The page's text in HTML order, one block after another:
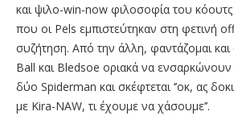
και ψιλο-win-now φιλοσοφία του
που οι Pels εμπιστεύτηκαν στη φετινή
συζήτηση. Από την άλλη, φαντάζομαι και
Ball και Bledsoe οριακά να
δύο Spiderman και σκέφτεται ‘’οκ, ας
με Kira-NAW, τι έχουμε να χάσουμε’’.